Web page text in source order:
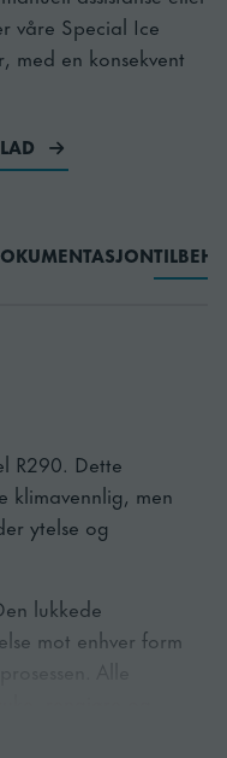
våre Special Ice
med en konsekvent
R290. Dette
klimavennlig, men
ytelse og
lukkede
mot enhver form